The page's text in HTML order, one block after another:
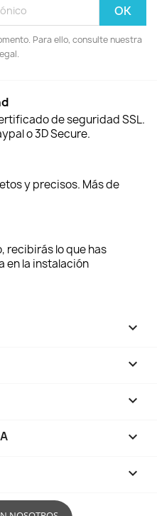
Para ello, consulte nuestra
de seguridad SSL.
o 3D Secure.
y precisos. Más de
recibirás lo que has
en la instalación



keyboard_arrow_down
